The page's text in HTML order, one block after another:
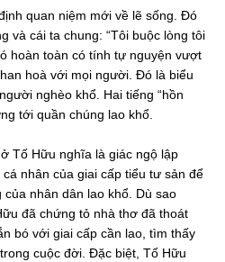
quan niệm mới về lẽ sống. Đó
và cái ta chung: “Tôi buộc lòng tôi
hoàn toàn có tính tự nguyện vượt
hoà với mọi người. Đó là biểu
nghèo khổ. Hai tiếng “hồn
tới quần chúng lao khổ.
Tố Hữu nghĩa là giác ngộ lập
nhân của giai cấp tiểu tư sản để
nhân dân lao khổ. Dù sao
đã chứng tỏ nhà thơ đã thoát
bó với giai cấp cần lao, tìm thấy
cuộc đời. Đặc biệt, Tố Hữu